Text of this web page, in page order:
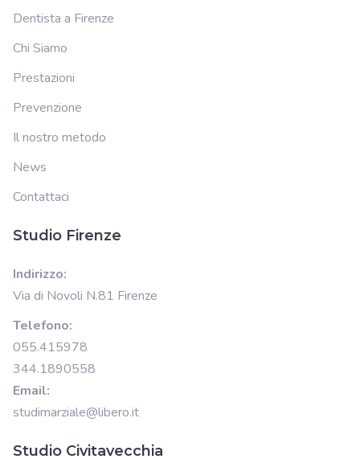
Dentista a Firenze
Chi Siamo
Prestazioni
Prevenzione
Il nostro metodo
News
Contattaci
Studio Firenze
Indirizzo:
Via di Novoli N.81 Firenze
Telefono:
055.415978
344.1890558
Email:
studimarziale@libero.it
Studio Civitavecchia